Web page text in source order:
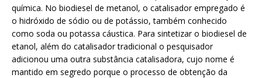
química. No biodiesel de metanol, o catalisador empregado é
o hidróxido de sódio ou de potássio, também conhecido
como soda ou potassa cáustica. Para sintetizar o biodiesel de
etanol, além do catalisador tradicional o pesquisador
adicionou uma outra substância catalisadora, cujo nome é
mantido em segredo porque o processo de obtenção da